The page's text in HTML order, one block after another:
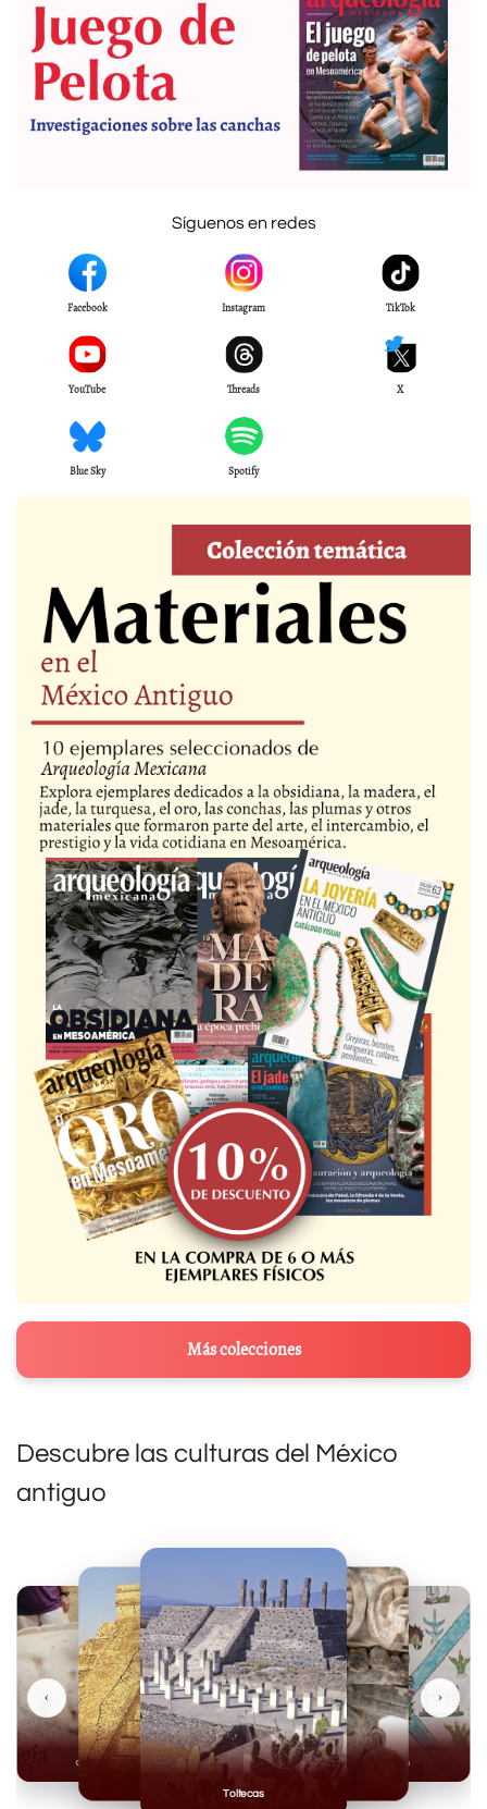
Síguenos en redes
Facebook Instagram TikTok
YouTube Threads X
Blue Sky Spotify
Más colecciones
Descubre las culturas del México
antiguo
Toltecas
Mexicas
Olmecas
‹ ›